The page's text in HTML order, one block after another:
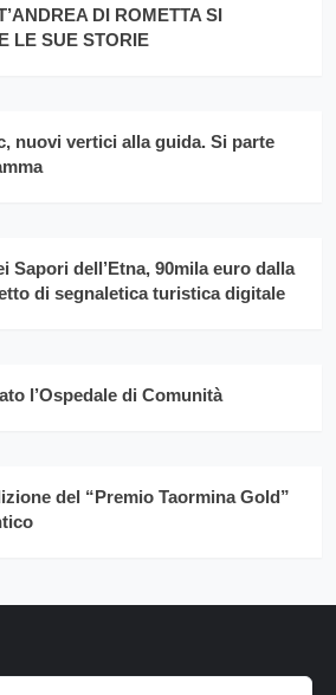
DI ROMETTA SI
LE SUE STORIE
nuovi vertici alla guida. Si parte
Sapori dell’Etna, 90mila euro dalla
di segnaletica turistica digitale
l’Ospedale di Comunità
del “Premio Taormina Gold”